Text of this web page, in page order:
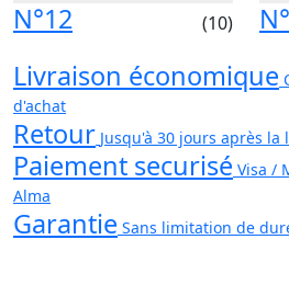
N°12 (10)
Livraison économique
d'achat
Retour Jusqu'à 30 jours après la
Paiement securisé Visa /
Alma
Garantie Sans limitation de